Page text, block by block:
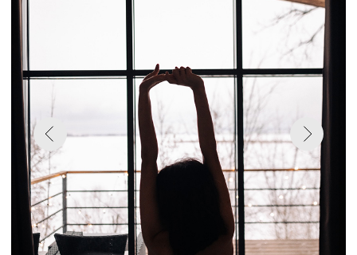
Ваш подарок — сертификат
на 5000 рублей
, который
поможет сделать отдых еще
приятнее.
Не откладывайте путешествие!
Бронируйте сейчас и сделайте
эту весну особенной.
Узнать подробнее